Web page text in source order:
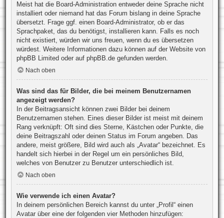
Meist hat die Board-Administration entweder deine Sprache nicht
installiert oder niemand hat das Forum bislang in deine Sprache
übersetzt. Frage ggf. einen Board-Administrator, ob er das
Sprachpaket, das du benötigst, installieren kann. Falls es noch
nicht existiert, würden wir uns freuen, wenn du es übersetzen
würdest. Weitere Informationen dazu können auf der Website von
phpBB Limited oder auf phpBB.degefunden werden.
Nach oben
Was sind das für Bilder, die bei meinem Benutzernamen
angezeigt werden?
In der Beitragsansicht können zwei Bilder bei deinem
Benutzernamen stehen. Eines dieser Bilder ist meist mit deinem
Rang verknüpft: Oft sind dies Sterne, Kästchen oder Punkte, die
deine Beitragszahl oder deinen Status im Forum angeben. Das
andere, meist größere, Bild wird auch als „Avatar“ bezeichnet. Es
handelt sich hierbei in der Regel um ein persönliches Bild,
welches von Benutzer zu Benutzer unterschiedlich ist.
Nach oben
Wie verwende ich einen Avatar?
In deinem persönlichen Bereich kannst du unter „Profil“ einen
Avatar über eine der folgenden vier Methoden hinzufügen: